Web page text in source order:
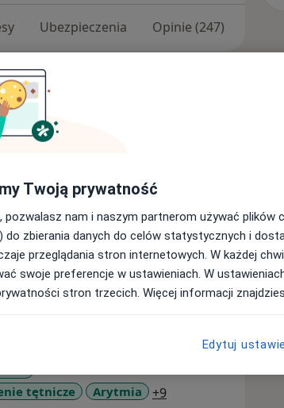
Ubezpieczenia Opinie (247)
w Zabrzu. Na co dzień
Szpitalu Specjalistycznym nr 5
(24 godz. monitorowanie
tętniczego ABPM,
wiedzę oraz podnosząc
(PTK) .
tętnicze Arytmia +9
Twoją prywatność
pozwalasz nam i naszym partnerom używać plików
do zbierania danych do celów statystycznych i
przeglądania stron internetowych. W każdej
swoje preferencje w ustawieniach. W
stron trzecich. Więcej informacji
Edytuj